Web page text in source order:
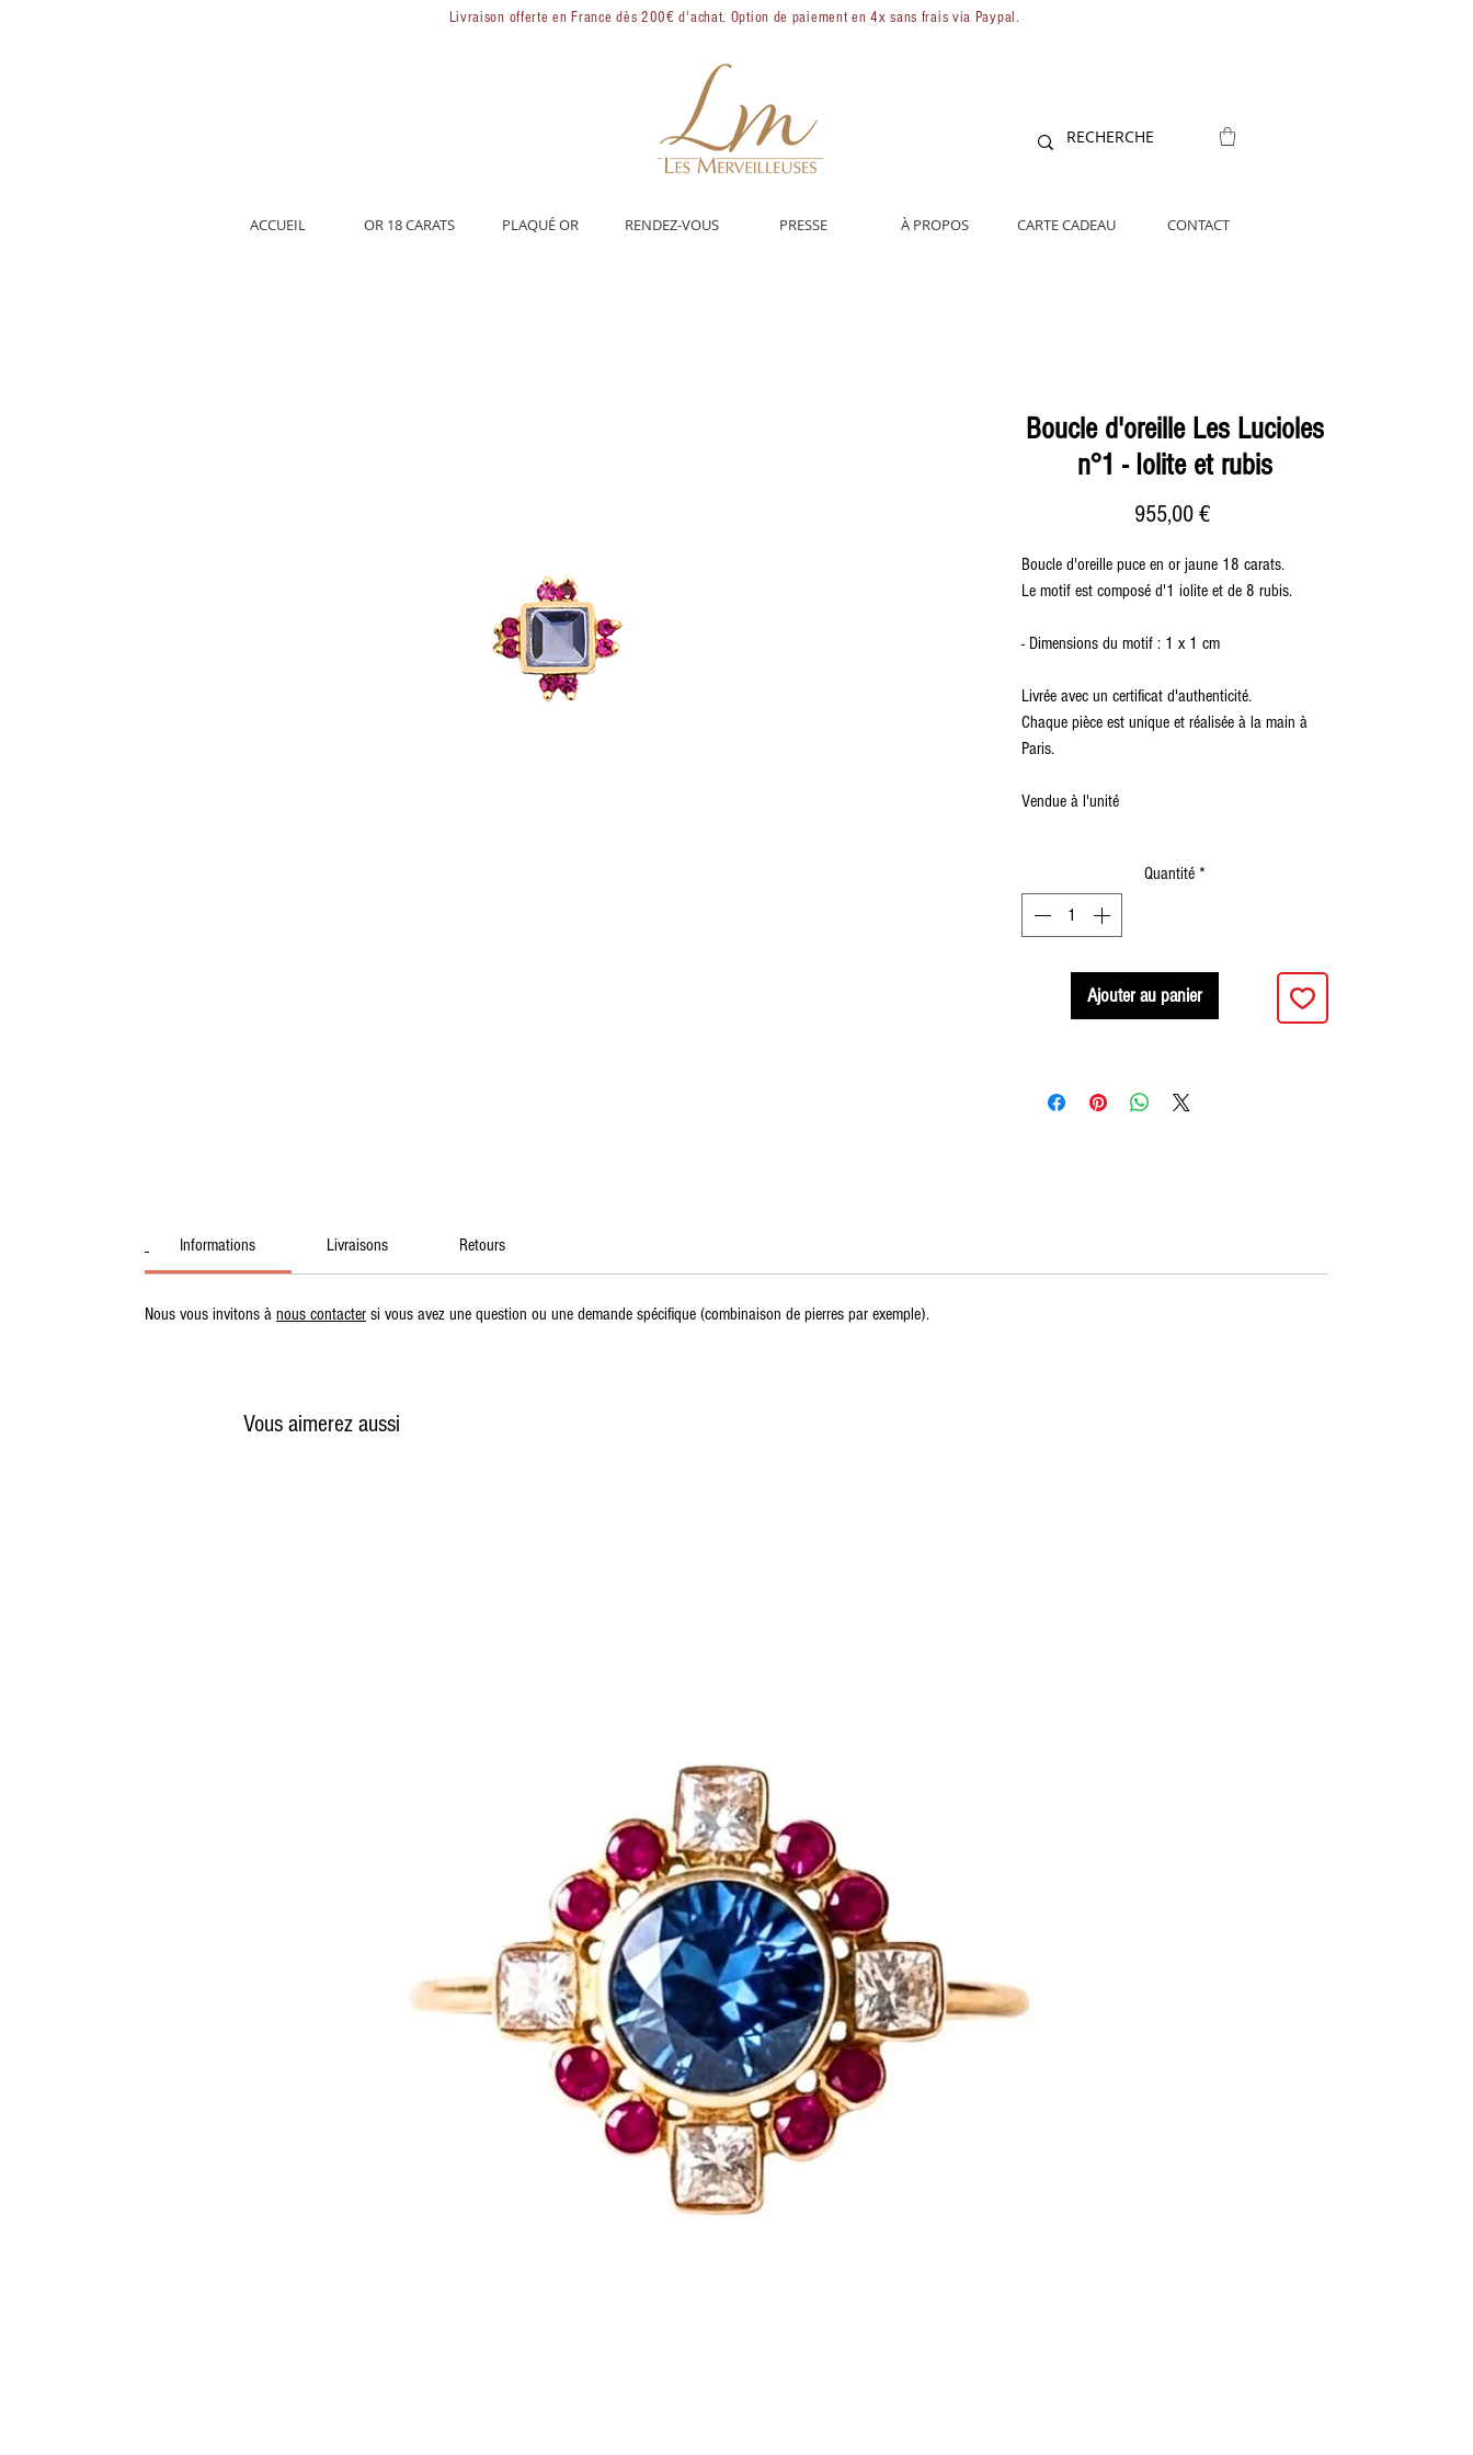
Livraison offerte en France dès 200€ d'achat. Option de paiement en 4x sans frais via Paypal.
ACCUEIL OR 18 CARATS PLAQUÉ OR RENDEZ-VOUS PRESSE À PROPOS CARTE CADEAU CONTACT
Boucle d'oreille Les Lucioles
n°1 - Iolite et rubis
955,00 €Prix
Boucle d'oreille puce en or jaune 18 carats.
Le motif est composé d'1 iolite et de 8 rubis.
- Dimensions du motif : 1 x 1 cm
Livrée avec un certificat d'authenticité.
Chaque pièce est unique et réalisée à la main à
Paris.
Vendue à l'unité
Quantité *
Ajouter au panier
Informations Livraisons Retours
Nous vous invitons à nous contacter si vous avez une question ou une demande spécifique (combinaison de pierres par exemple).
Vous aimerez aussi